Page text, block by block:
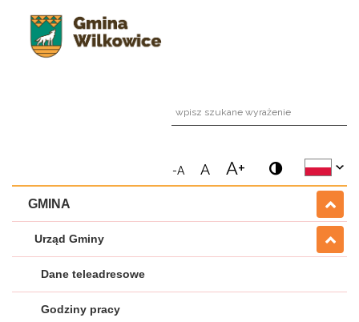
-A A A+
GMINA
Urząd Gminy
Dane teleadresowe
Godziny pracy